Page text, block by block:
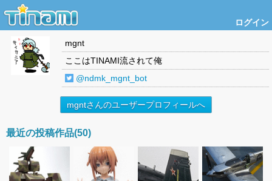
ログイン
mgnt
ここはTINAMI流されて俺
@ndmk_mgnt_bot
mgntさんのユーザープロフィールへ
最近の投稿作品(50)